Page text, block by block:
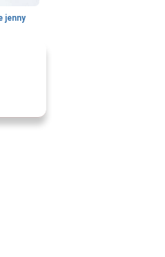
jenny